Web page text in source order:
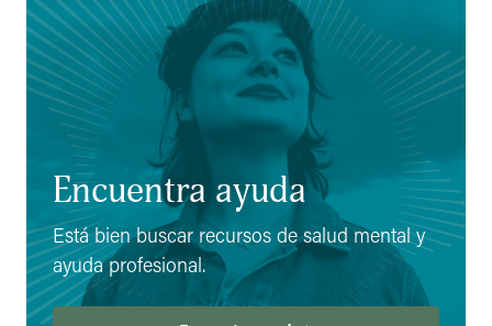
Encuentra ayuda
Está bien buscar recursos de salud mental y
ayuda profesional.